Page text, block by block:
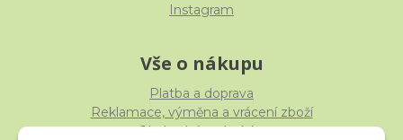
Instagram
Vše o nákupu
Platba a doprava
Reklamace, výměna a vrácení zboží
Obchodní podmínky